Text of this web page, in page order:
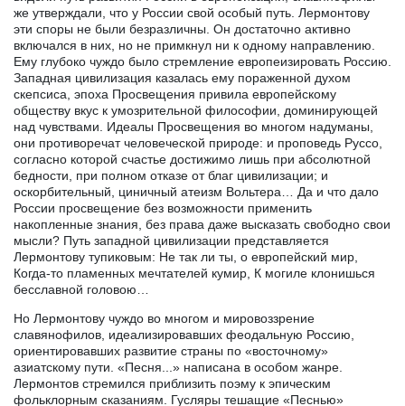
же утверждали, что у России свой особый путь. Лермонтову
эти споры не были безразличны. Он достаточно активно
включался в них, но не примкнул ни к одному направлению.
Ему глубоко чуждо было стремление европеизировать Россию.
Западная цивилизация казалась ему пораженной духом
скепсиса, эпоха Просвещения привила европейскому
обществу вкус к умозрительной философии, доминирующей
над чувствами. Идеалы Просвещения во многом надуманы,
они противоречат человеческой природе: и проповедь Руссо,
согласно которой счастье достижимо лишь при абсолютной
бедности, при полном отказе от благ цивилизации; и
оскорбительный, циничный атеизм Вольтера… Да и что дало
России просвещение без возможности применить
накопленные знания, без права даже высказать свободно свои
мысли? Путь западной цивилизации представляется
Лермонтову тупиковым: Не так ли ты, о европейский мир,
Когда-то пламенных мечтателей кумир, К могиле клонишься
бесславной головою…
Но Лермонтову чуждо во многом и мировоззрение
славянофилов, идеализировавших феодальную Россию,
ориентировавших развитие страны по «восточному»
азиатскому пути. «Песня...» написана в особом жанре.
Лермонтов стремился приблизить поэму к эпическим
фольклорным сказаниям. Гусляры тешащие «Песнью»